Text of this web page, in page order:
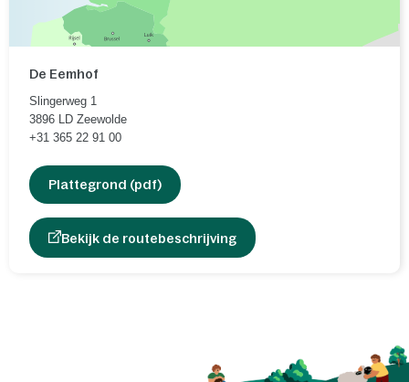
De Eemhof
Slingerweg 1
3896 LD Zeewolde
+31 365 22 91 00
Plattegrond (pdf)
Bekijk de routebeschrijving